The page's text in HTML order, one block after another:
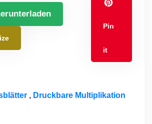
Pin
it
, Druckbare Multiplikation